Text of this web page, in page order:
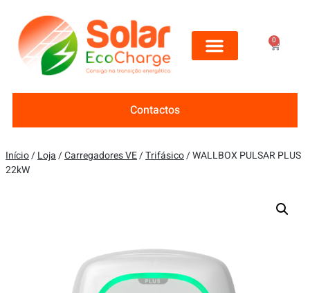
0
Contactos
Início/Loja/Carregadores VE/Trifásico/ WALLBOX PULSAR PLUS
22kW